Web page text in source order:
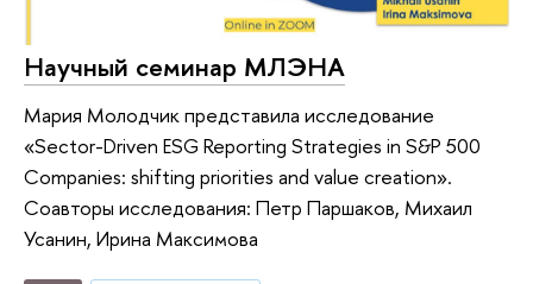
Научный семинар МЛЭНА
Мария Молодчик представила исследование
«Sector-Driven ESG Reporting Strategies in S&P 500
Companies: shifting priorities and value creation».
Соавторы исследования: Петр Паршаков, Михаил
Усанин, Ирина Максимова